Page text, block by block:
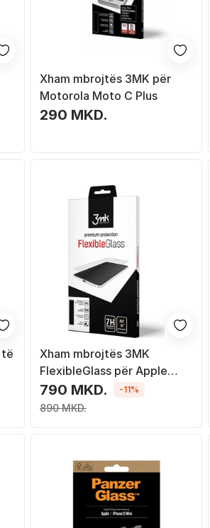
Xham mbrojtës 3MK për
Motorola Moto C Plus
290 MKD.
Xham mbrojtës 3MK
FlexibleGlass për Apple
iPhone 11 Pro Max
790 MKD.
890 MKD.
-11%